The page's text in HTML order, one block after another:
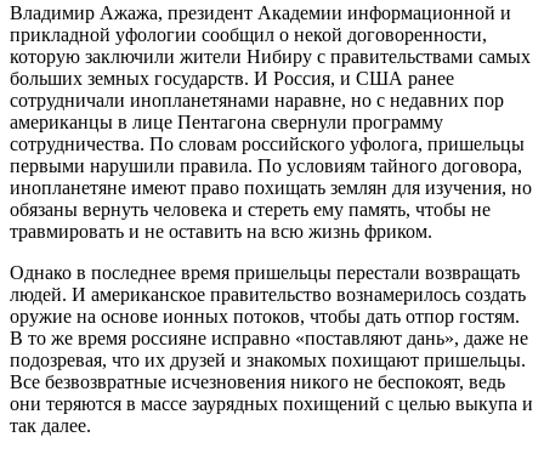
Владимир Ажажа, президент Академии информационной и
прикладной уфологии сообщил о некой договоренности,
которую заключили жители Нибиру с правительствами самых
больших земных государств. И Россия, и США ранее
сотрудничали инопланетянами наравне, но с недавних пор
американцы в лице Пентагона свернули программу
сотрудничества. По словам российского уфолога, пришельцы
первыми нарушили правила. По условиям тайного договора,
инопланетяне имеют право похищать землян для изучения, но
обязаны вернуть человека и стереть ему память, чтобы не
травмировать и не оставить на всю жизнь фриком.
Однако в последнее время пришельцы перестали возвращать
людей. И американское правительство вознамерилось создать
оружие на основе ионных потоков, чтобы дать отпор гостям.
В то же время россияне исправно «поставляют дань», даже не
подозревая, что их друзей и знакомых похищают пришельцы.
Все безвозвратные исчезновения никого не беспокоят, ведь
они теряются в массе заурядных похищений с целью выкупа и
так далее.